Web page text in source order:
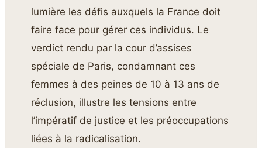
lumière les défis auxquels la France doit
faire face pour gérer ces individus. Le
verdict rendu par la cour d’assises
spéciale de Paris, condamnant ces
femmes à des peines de 10 à 13 ans de
réclusion, illustre les tensions entre
l’impératif de justice et les préoccupations
liées à la radicalisation.